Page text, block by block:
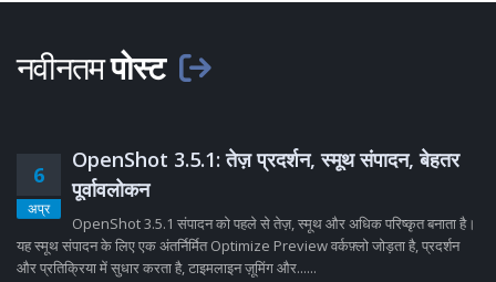
नवीनतमपोस्ट
6
अप्र
OpenShot 3.5.1: तेज़ प्रदर्शन, स्मूथ संपादन, बेहतर
पूर्वावलोकन
OpenShot 3.5.1 संपादन को पहले से तेज़, स्मूथ और अधिक परिष्कृत बनाता है।
यह स्मूथ संपादन के लिए एक अंतर्निर्मित Optimize Preview वर्कफ़्लो जोड़ता है, प्रदर्शन
और प्रतिक्रिया में सुधार करता है, टाइमलाइन ज़ूमिंग और......